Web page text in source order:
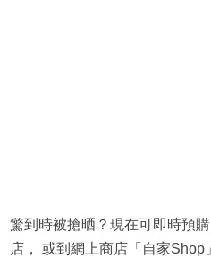
驚到時被搶晒？現在可即時預
店， 或到網上商店「自家Shop